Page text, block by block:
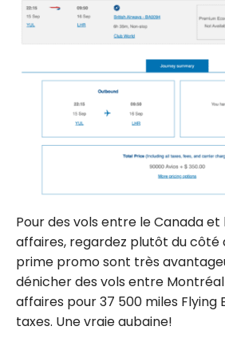
Pour des vols entre le Canada et
affaires, regardez plutôt du côté
prime promo sont très
dénicher des vols entre
affaires pour37 500 miles Flying
taxes. Une vraie aubaine!